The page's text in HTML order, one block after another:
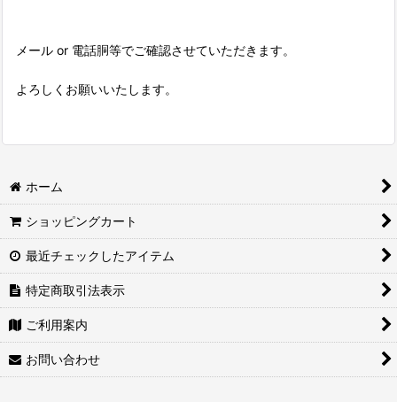
メール or 電話胴等でご確認させていただきます。
よろしくお願いいたします。
ホーム
ショッピングカート
最近チェックしたアイテム
特定商取引法表示
ご利用案内
お問い合わせ